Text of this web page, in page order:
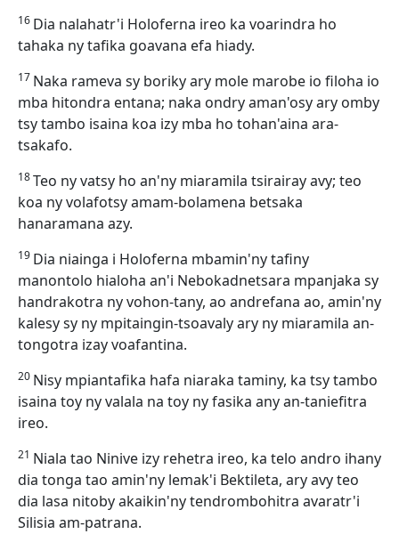
16 Dia nalahatr'i Holoferna ireo ka voarindra ho
tahaka ny tafika goavana efa hiady.
17 Naka rameva sy boriky ary mole marobe io filoha io
mba hitondra entana; naka ondry aman'osy ary omby
tsy tambo isaina koa izy mba ho tohan'aina ara-
tsakafo.
18Teo ny vatsy ho an'ny miaramila tsirairay avy; teo
koa ny volafotsy amam-bolamena betsaka
hanaramana azy.
19 Dia niainga i Holoferna mbamin'ny tafiny
manontolo hialoha an'i Nebokadnetsara mpanjaka sy
handrakotra ny vohon-tany, ao andrefana ao, amin'ny
kalesy sy ny mpitaingin-tsoavaly ary ny miaramila an-
tongotra izay voafantina.
20 Nisy mpiantafika hafa niaraka taminy, ka tsy tambo
isaina toy ny valala na toy ny fasika any an-taniefitra
ireo.
21 Niala tao Ninive izy rehetra ireo, ka telo andro ihany
dia tonga tao amin'ny lemak'i Bektileta, ary avy teo
dia lasa nitoby akaikin'ny tendrombohitra avaratr'i
Silisia am-patrana.